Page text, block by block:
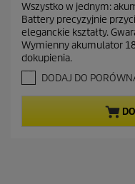
a
l
n
a
c
a
7
n
a
5
g
i
d
Wszystko w jednym:
Battery precyzyjnie
eleganckie kształty.
Wymienny akumulator
dokupienia.
DODAJ DO